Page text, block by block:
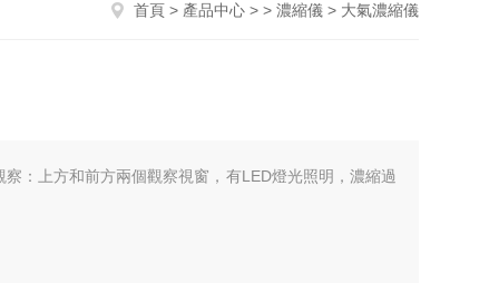
首頁 > 產品中心 > > 濃縮儀 > 大氣濃縮儀
：上方和前方兩個觀察視窗，有LED燈光照明，濃縮過